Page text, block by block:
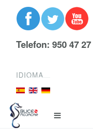
Telefon: 950 47
IDIOMA